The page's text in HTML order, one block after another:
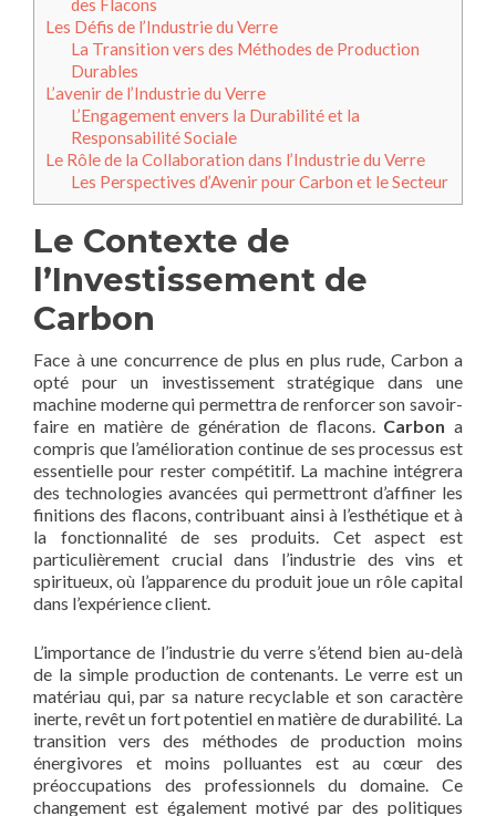
des Flacons
Les Défis de l’Industrie du Verre
La Transition vers des Méthodes de Production
Durables
L’avenir de l’Industrie du Verre
L’Engagement envers la Durabilité et la
Responsabilité Sociale
Le Rôle de la Collaboration dans l’Industrie du Verre
Les Perspectives d’Avenir pour Carbon et le Secteur
Le Contexte de
l’Investissement de
Carbon
Face à une concurrence de plus en plus rude, Carbon a
opté pour un investissement stratégique dans une
machine moderne qui permettra de renforcer son savoir-
faire en matière de génération de flacons. Carbon a
compris que l’amélioration continue de ses processus est
essentielle pour rester compétitif. La machine intégrera
des technologies avancées qui permettront d’affiner les
finitions des flacons, contribuant ainsi à l’esthétique et à
la fonctionnalité de ses produits. Cet aspect est
particulièrement crucial dans l’industrie des vins et
spiritueux, où l’apparence du produit joue un rôle capital
dans l’expérience client.
L’importance de l’industrie du verre s’étend bien au-delà
de la simple production de contenants. Le verre est un
matériau qui, par sa nature recyclable et son caractère
inerte, revêt un fort potentiel en matière de durabilité. La
transition vers des méthodes de production moins
énergivores et moins polluantes est au cœur des
préoccupations des professionnels du domaine. Ce
changement est également motivé par des politiques